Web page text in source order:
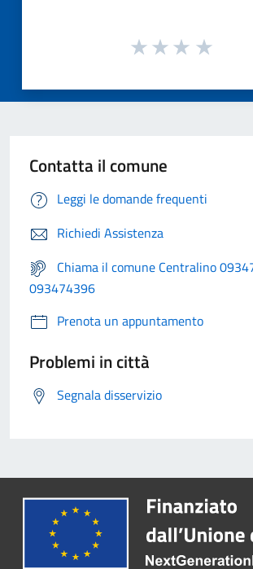
Contatta il comune
Leggi le domande frequenti
Richiedi Assistenza
Chiama il comune Centralino
093474396
Prenota un appuntamento
Problemi in città
Segnala disservizio